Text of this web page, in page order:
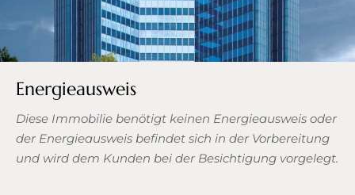
Energieausweis
Diese Immobilie benötigt keinen Energieausweis oder
der Energieausweis befindet sich in der Vorbereitung
und wird dem Kunden bei der Besichtigung vorgelegt.